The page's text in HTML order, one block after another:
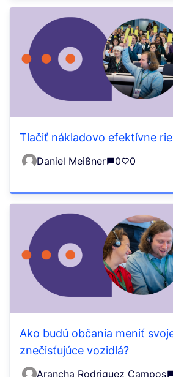
Tlačiť nákladovo efektívne
Daniel Meißner 0 0
Ako budú občania meniť
znečisťujúce vozidlá?
Arancha Rodriguez Campos